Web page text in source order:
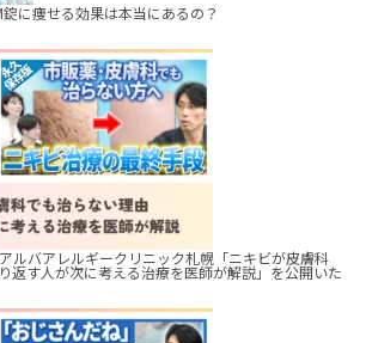
錠に痩せる効果は本当にあるの？
ルバアレルギークリニック札幌「ニキビが皮膚科
返す人が次に考える治療を医師が解説」を公開いた